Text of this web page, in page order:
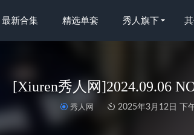
最新合集 精选单套 秀人旗下
[Xiuren秀人网]2024.09.06
秀人网 2025年3月12日 下